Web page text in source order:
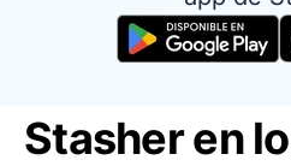
Stasher en